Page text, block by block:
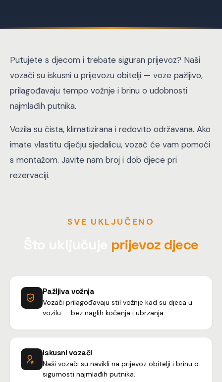
Putujete s djecom i trebate siguran prijevoz? Naši
vozači su iskusni u prijevozu obitelji — voze pažljivo,
prilagođavaju tempo vožnje i brinu o udobnosti
najmlađih putnika.
Vozila su čista, klimatizirana i redovito održavana. Ako
imate vlastitu dječju sjedalicu, vozač će vam pomoći
s montažom. Javite nam broj i dob djece pri
rezervaciji.
SVE UKLJUČENO
prijevoz djece
Pažljiva vožnja
Vozači prilagođavaju stil vožnje kad su djeca u
vozilu — bez naglih kočenja i ubrzanja.
Iskusni vozači
Naši vozači su navikli na prijevoz obitelji i brinu o
sigurnosti najmlađih putnika.